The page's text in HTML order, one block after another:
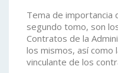
Tema de importancia
segundo tomo, son
Contratos de la
los mismos, así como
vinculante de los